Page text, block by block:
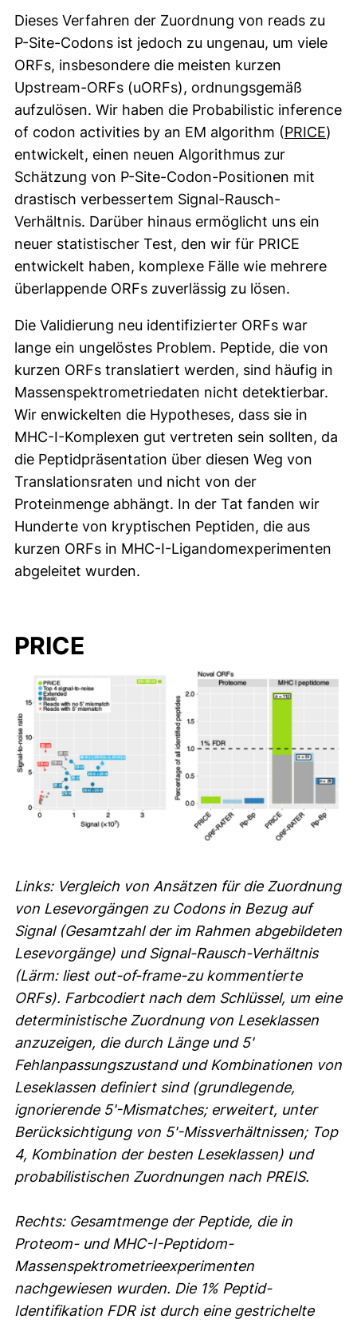
Dieses Verfahren der Zuordnung von reads zu
P-Site-Codons ist jedoch zu ungenau, um viele
ORFs, insbesondere die meisten kurzen
Upstream-ORFs (uORFs), ordnungsgemäß
aufzulösen. Wir haben die Probabilistic inference
of codon activities by an EM algorithm (PRICE)
entwickelt, einen neuen Algorithmus zur
Schätzung von P-Site-Codon-Positionen mit
drastisch verbessertem Signal-Rausch-
Verhältnis. Darüber hinaus ermöglicht uns ein
neuer statistischer Test, den wir für PRICE
entwickelt haben, komplexe Fälle wie mehrere
überlappende ORFs zuverlässig zu lösen.
Die Validierung neu identifizierter ORFs war
lange ein ungelöstes Problem. Peptide, die von
kurzen ORFs translatiert werden, sind häufig in
Massenspektrometriedaten nicht detektierbar.
Wir enwickelten die Hypotheses, dass sie in
MHC-I-Komplexen gut vertreten sein sollten, da
die Peptidpräsentation über diesen Weg von
Translationsraten und nicht von der
Proteinmenge abhängt. In der Tat fanden wir
Hunderte von kryptischen Peptiden, die aus
kurzen ORFs in MHC-I-Ligandomexperimenten
abgeleitet wurden.
PRICE
Links: Vergleich von Ansätzen für die Zuordnung
von Lesevorgängen zu Codons in Bezug auf
Signal (Gesamtzahl der im Rahmen abgebildeten
Lesevorgänge) und Signal-Rausch-Verhältnis
(Lärm: liest out-of-frame-zu kommentierte
ORFs). Farbcodiert nach dem Schlüssel, um eine
deterministische Zuordnung von Leseklassen
anzuzeigen, die durch Länge und 5'
Fehlanpassungszustand und Kombinationen von
Leseklassen definiert sind (grundlegende,
ignorierende 5'-Mismatches; erweitert, unter
Berücksichtigung von 5'-Missverhältnissen; Top
4, Kombination der besten Leseklassen) und
probabilistischen Zuordnungen nach PREIS.
Rechts: Gesamtmenge der Peptide, die in
Proteom- und MHC-I-Peptidom-
Massenspektrometrieexperimenten
nachgewiesen wurden. Die 1% Peptid-
Identifikation FDR ist durch eine gestrichelte